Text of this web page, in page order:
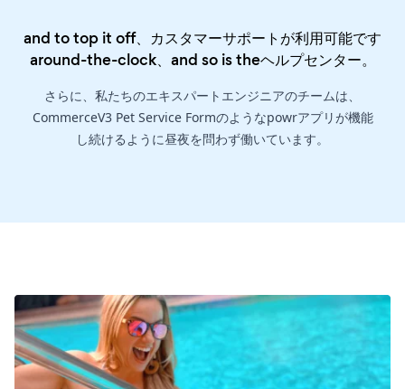
and to top it off、カスタマーサポートが利用可能です
around-the-clock、and so is theヘルプセンター。
さらに、私たちのエキスパートエンジニアのチームは、
CommerceV3 Pet Service Formのようなpowrアプリが機能
し続けるように昼夜を問わず働いています。